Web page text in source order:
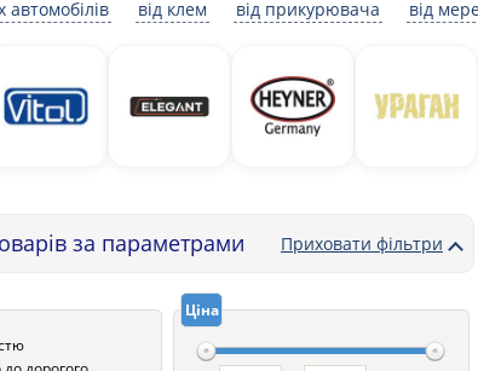
від клем від прикурювача від
за параметрами Приховати фільтри
Ціна